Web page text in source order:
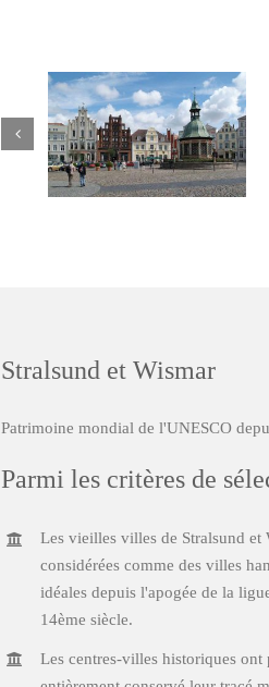
Stralsund et Wismar
Patrimoine mondial de l'UNESCO
Parmi les critères de
Les vieilles villes de Stralsund et
considérées comme des villes
idéales depuis l'apogée de la
14ème siècle.
Les centres-villes historiques ont